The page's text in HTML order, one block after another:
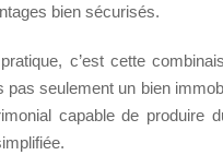
bien sécurisés.
c’est cette
pas seulement un bien
capable de produire